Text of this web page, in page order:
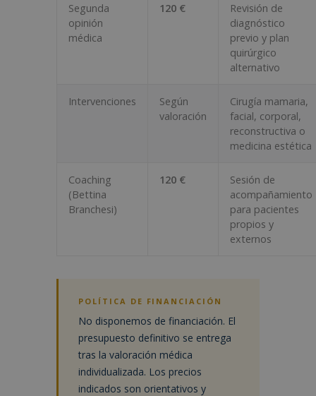
Segunda
opinión
médica
120 €
Revisión de
diagnóstico
previo y plan
quirúrgico
alternativo
Intervenciones
Según
valoración
Cirugía mamaria,
facial, corporal,
reconstructiva o
medicina estética
Coaching
(Bettina
Branchesi)
120 €
Sesión de
acompañamiento
para pacientes
propios y
externos
POLÍTICA DE FINANCIACIÓN
No disponemos de financiación. El
presupuesto definitivo se entrega
tras la valoración médica
individualizada. Los precios
indicados son orientativos y